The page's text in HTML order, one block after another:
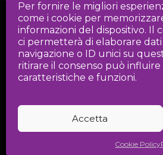
Per fornire le migliori
come i cookie per
informazioni del dispositivo. Il
ci permetterà di elaborare
navigazione o ID unici su
ritirare il consenso può
caratteristiche e funzioni.
Accetta
Cookie Policy